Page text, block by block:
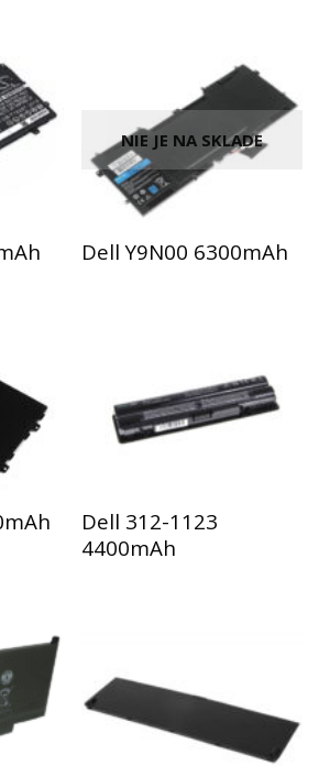
NIE JE NA SKLADE
Dell Y9N00 6300mAh
Dell 312-1123
4400mAh